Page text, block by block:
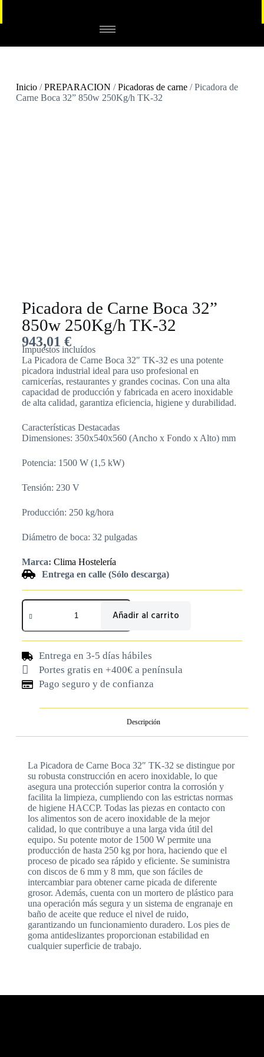
Inicio/PREPARACION /Picadoras de carne/ Picadora de
Carne Boca 32” 850w 250Kg/h TK-32
Picadora de Carne Boca 32”
850w 250Kg/h TK-32
943,01 €
Impuestos incluídos
La Picadora de Carne Boca 32″ TK-32 es una potente
picadora industrial ideal para uso profesional en
carnicerías, restaurantes y grandes cocinas. Con una alta
capacidad de producción y fabricada en acero inoxidable
de alta calidad, garantiza eficiencia, higiene y durabilidad.
Características Destacadas
Dimensiones: 350x540x560 (Ancho x Fondo x Alto) mm
Potencia: 1500 W (1,5 kW)
Tensión: 230 V
Producción: 250 kg/hora
Diámetro de boca: 32 pulgadas
Marca: Clima Hostelería
Entrega en calle (Sólo descarga)
Añadir al carrito
Entrega en 3-5 días hábiles
Portes gratis en +400€ a península
Pago seguro y de confianza
Descripción
La Picadora de Carne Boca 32″ TK-32 se distingue por
su robusta construcción en acero inoxidable, lo que
asegura una protección superior contra la corrosión y
facilita la limpieza, cumpliendo con las estrictas normas
de higiene HACCP. Todas las piezas en contacto con
los alimentos son de acero inoxidable de la mejor
calidad, lo que contribuye a una larga vida útil del
equipo. Su potente motor de 1500 W permite una
producción de hasta 250 kg por hora, haciendo que el
proceso de picado sea rápido y eficiente. Se suministra
con discos de 6 mm y 8 mm, que son fáciles de
intercambiar para obtener carne picada de diferente
grosor. Además, cuenta con un mortero de plástico para
una operación más segura y un sistema de engranaje en
baño de aceite que reduce el nivel de ruido,
garantizando un funcionamiento duradero. Los pies de
goma antideslizantes proporcionan estabilidad en
cualquier superficie de trabajo.